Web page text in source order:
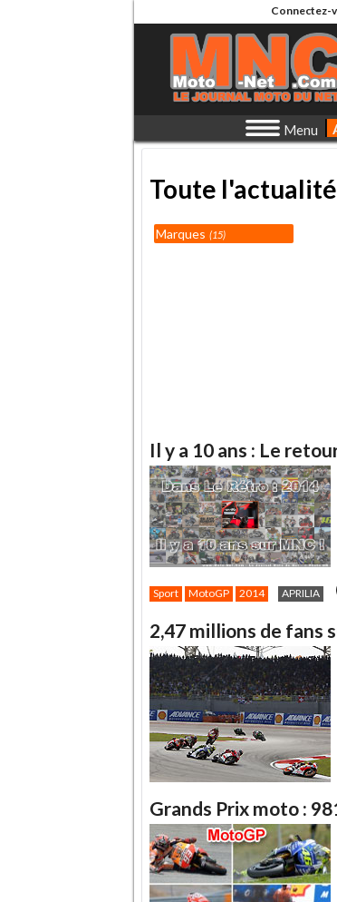
Connectez-
Menu
Toute l'actualité
Marques 15
Il y a 10 ans : Le
Sport MotoGP 2014 APRILIA
2,47 millions de fans
Grands Prix moto :